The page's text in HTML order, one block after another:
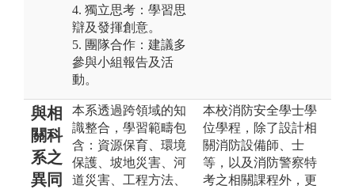
4. 獨立思考：學習思
辯及發揮創意。
5. 團隊合作：建議多
參與小組報告及活
動。
與相
關科
系之
異同
本系透過跨領域的知
識整合，學習範疇包
含：資源保育、環境
保護、坡地災害、河
道災害、工程方法、
本校消防安全學士學
位學程，除了設計相
關消防設備師、士
等，以及消防警察特
考之相關課程外，更